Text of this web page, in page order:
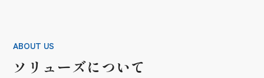
ABOUT US
ソリューズについて